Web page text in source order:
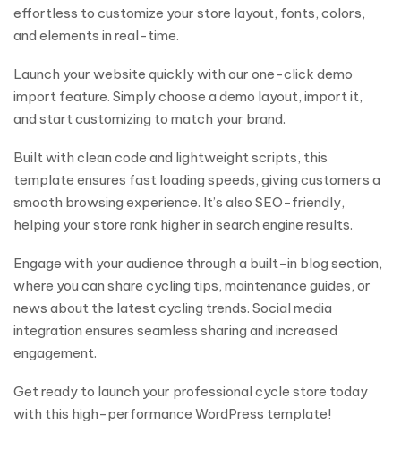
effortless to customize your store layout, fonts, colors,
and elements in real-time.
Launch your website quickly with our one-click demo
import feature. Simply choose a demo layout, import it,
and start customizing to match your brand.
Built with clean code and lightweight scripts, this
template ensures fast loading speeds, giving customers a
smooth browsing experience. It’s also SEO-friendly,
helping your store rank higher in search engine results.
Engage with your audience through a built-in blog section,
where you can share cycling tips, maintenance guides, or
news about the latest cycling trends. Social media
integration ensures seamless sharing and increased
engagement.
Get ready to launch your professional cycle store today
with this high-performance WordPress template!